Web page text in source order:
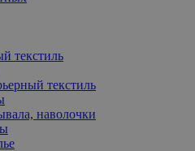
текстиль
текстиль
наволочки